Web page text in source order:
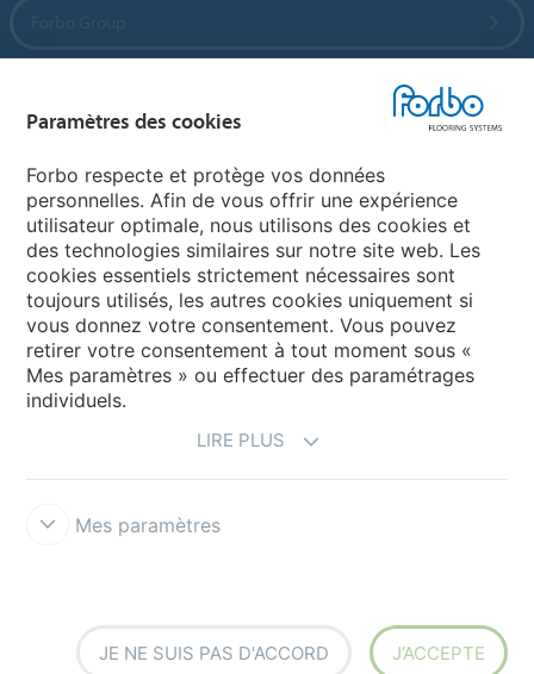
Sélectionnez un pays
Sélectionnez votre pays
Paramètres des cookies
Forbo respecte et protège vos données
personnelles. Afin de vous offrir une expérience
utilisateur optimale, nous utilisons des cookies et
des technologies similaires sur notre site web. Les
cookies essentiels strictement nécessaires sont
toujours utilisés, les autres cookies uniquement si
vous donnez votre consentement. Vous pouvez
retirer votre consentement à tout moment sous «
Mes paramètres » ou effectuer des paramétrages
individuels.
LIRE PLUS
Mes paramètres
JE NE SUIS PAS D'ACCORD J’ACCEPTE